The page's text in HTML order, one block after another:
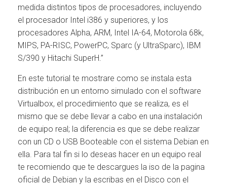
medida distintos tipos de procesadores, incluyendo
el procesador Intel i386 y superiores, y los
procesadores Alpha, ARM, Intel IA-64, Motorola 68k,
MIPS, PA-RISC, PowerPC, Sparc (y UltraSparc), IBM
S/390 y Hitachi SuperH.”
En este tutorial te mostrare como se instala esta
distribución en un entorno simulado con el software
Virtualbox, el procedimiento que se realiza, es el
mismo que se debe llevar a cabo en una instalación
de equipo real; la diferencia es que se debe realizar
con un CD o USB Booteable con el sistema Debian en
ella. Para tal fin si lo deseas hacer en un equipo real
te recomiendo que te descargues la iso de la pagina
oficial de Debian y la escribas en el Disco con el